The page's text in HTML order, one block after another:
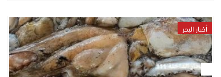
أخبار البحر